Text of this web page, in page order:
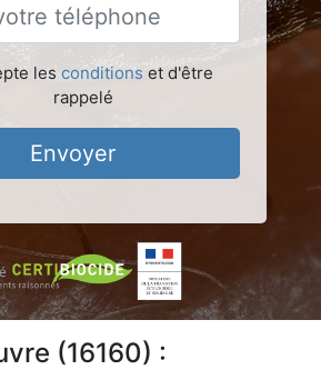
les conditions et d'être
rappelé
Envoyer
(16160) :